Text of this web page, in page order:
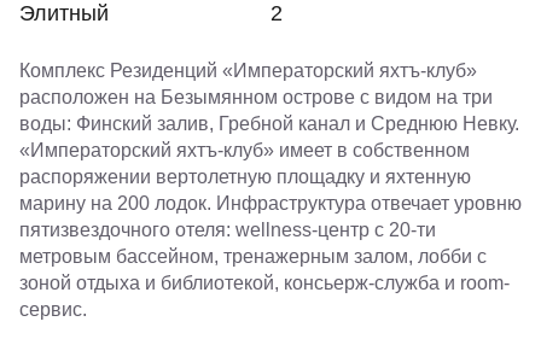
Элитный 2
Комплекс Резиденций «Императорский яхтъ-клуб»
расположен на Безымянном острове с видом на три
воды: Финский залив, Гребной канал и Среднюю Невку.
«Императорский яхтъ-клуб» имеет в собственном
распоряжении вертолетную площадку и яхтенную
марину на 200 лодок. Инфраструктура отвечает уровню
пятизвездочного отеля: wellness-центр с 20-ти
метровым бассейном, тренажерным залом, лобби с
зоной отдыха и библиотекой, консьерж-служба и room-
сервис.